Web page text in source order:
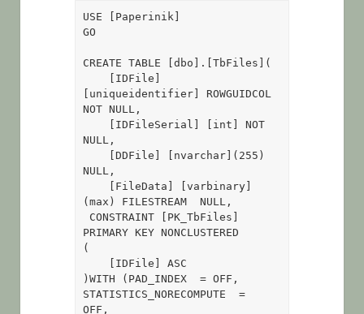
USE [Paperinik]
GO
CREATE TABLE [dbo].[TbFiles](
[uniqueidentifier] ROWGUIDCOL
NOT NULL,
NULL,
NULL,
(max) FILESTREAM  NULL,
PRIMARY KEY NONCLUSTERED
(
)WITH (PAD_INDEX  = OFF,
STATISTICS_NORECOMPUTE  =
OFF,